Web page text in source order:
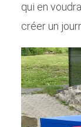
qui en
créer un